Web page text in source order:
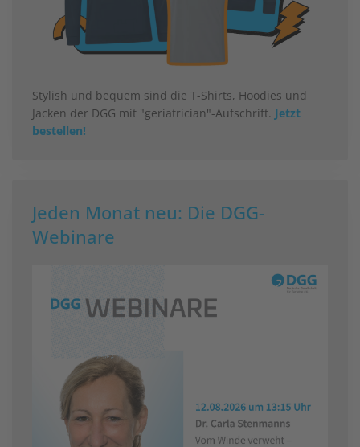
Stylish und bequem sind die T-Shirts, Hoodies und
Jacken der DGG mit "geriatrician"-Aufschrift. Jetzt
bestellen!
Jeden Monat neu: Die DGG-
Webinare